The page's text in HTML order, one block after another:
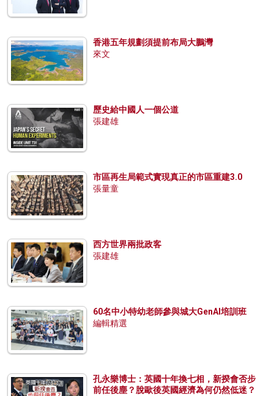
香港五年規劃須提前布局大鵬灣
來文
歷史給中國人一個公道
張建雄
市區再生局範式實現真正的市區重建3.0
張量童
西方世界兩批政客
張建雄
60名中小特幼老師參與城大GenAI培訓班
編輯精選
孔永樂博士：英國十年換七相，新揆會否步
前任後塵？脫歐後英國經濟為何仍然低迷？